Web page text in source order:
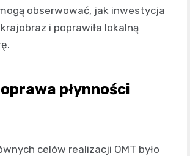
obserwować, jak inwestycja
i poprawiła lokalną
płynności
celów realizacji OMT było